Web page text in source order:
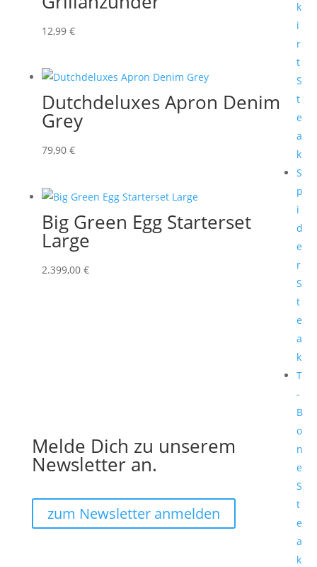
k
i
r
t
S
t
e
a
k
S
p
i
d
e
r
S
t
e
a
k
T
-
B
o
n
e
S
t
e
a
k
12,99 €
Dutchdeluxes Apron Denim
Grey
79,90 €
Big Green Egg Starterset
Large
2.399,00 €
Melde Dich zu unserem
Newsletter an.
zum Newsletter anmelden